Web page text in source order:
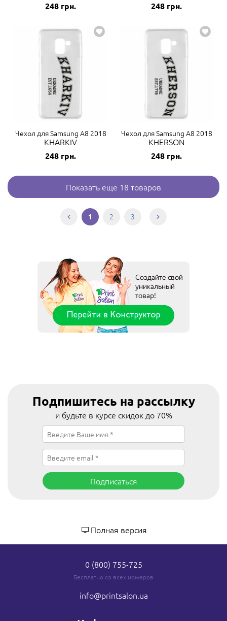
248 грн. 248 грн.
Чехол для Samsung A8 2018
KHARKIV
248 грн.
Чехол для Samsung A8 2018
KHERSON
248 грн.
Показать еще 18 товаров
1 2 3
Подпишитесь на рассылку
и будьте в курсе скидок до 70%
Подписаться
Полная версия
0 (800) 755-725
Бесплатно со всех номеров
info@printsalon.ua